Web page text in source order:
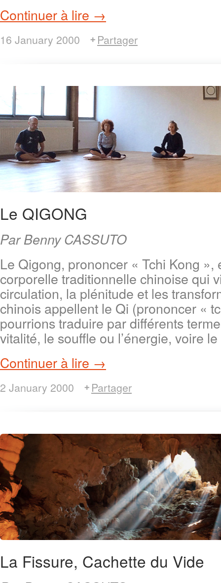
Continuer à lire →
16 January 2000 Partager
Le QIGONG
Par Benny CASSUTO
Le Qigong, prononcer « Tchi Kong »,
corporelle traditionnelle chinoise qui
circulation, la plénitude et les
chinois appellent le Qi (prononcer «
pourrions traduire par différents
vitalité, le souffle ou l’énergie, voire
Continuer à lire →
2 January 2000 Partager
La Fissure, Cachette du Vide